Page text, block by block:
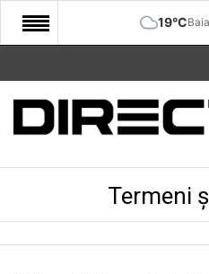
19°C
START
COMUNITATE
Termeni